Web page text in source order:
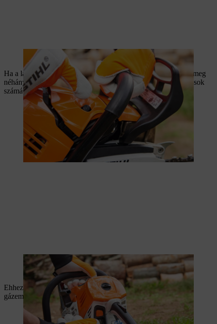
Segít a motor beindításában a dekompressziós szelep benyomása.
Ha a láncfűrész rendelkezik üzemanyag-szivattyúval, nyomja meg
néhányszor. Ez megkönnyíti az indítást, és csökkenti a berántások
számát.
Az üzemanyag-szivattyú néhányszori megnyomása elősegíti az
indítást.
Ehhez először le kell nyomni a gázemeltyű-zárat, majd a
gázemeltyűt, aztán a kombinált kart.